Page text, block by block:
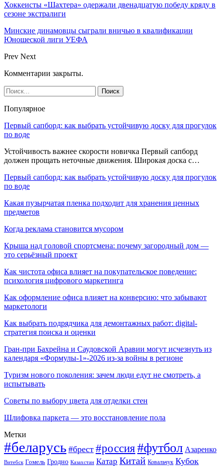
Хоккеисты «Шахтера» одержали двенадцатую победу кряду в
сезоне экстралиги
Минские динамовцы сыграли вничью в квалификации
Юношеской лиги УЕФА
Prev Next
Комментарии закрыты.
Популярное
Первый сапборд: как выбрать устойчивую доску для прогулок
по воде
Устойчивость важнее скорости новичка Первый сапборд
должен прощать неточные движения. Широкая доска с…
Первый сапборд: как выбрать устойчивую доску для прогулок
по воде
Какая пузырчатая пленка подходит для хранения ценных
предметов
Когда реклама становится мусором
Крыша над головой спортсмена: почему загородный дом —
это серьёзный проект
Как чистота офиса влияет на покупательское поведение:
психология цифрового маркетинга
Как оформление офиса влияет на конверсию: что забывают
маркетологи
Как выбрать подрядчика для демонтажных работ: digital-
стратегия поиска и оценки
Гран-при Бахрейна и Саудовской Аравии могут исчезнуть из
календаря «Формулы-1»-2026 из-за войны в регионе
Туризм нового поколения: зачем люди едут не смотреть, а
испытывать
Советы по выбору цвета для отделки стен
Шлифовка паркета — это восстановление пола
Метки
#беларусь #брест #россия#футбол Азаренко
Витебск Гомель Гродно Казахстан Катар Китай Ковальчук Кубок